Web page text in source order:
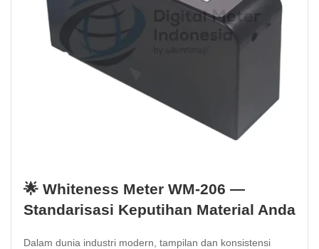
🌟 Whiteness Meter WM-206 —
Standarisasi Keputihan Material Anda
Dalam dunia industri modern, tampilan dan konsistensi